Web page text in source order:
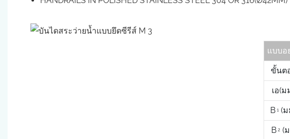
แบบอ
ขั้นต
เอ(ม
B 1 (ม
B 2(